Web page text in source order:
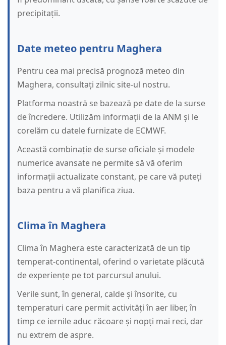
precipitații.
Date meteo pentru Maghera
Pentru cea mai precisă prognoză meteo din
Maghera, consultați zilnic site-ul nostru.
Platforma noastră se bazează pe date de la surse
de încredere. Utilizăm informații de la ANM și le
corelăm cu datele furnizate de ECMWF.
Această combinație de surse oficiale și modele
numerice avansate ne permite să vă oferim
informații actualizate constant, pe care vă puteți
baza pentru a vă planifica ziua.
Clima în Maghera
Clima în Maghera este caracterizată de un tip
temperat-continental, oferind o varietate plăcută
de experiențe pe tot parcursul anului.
Verile sunt, în general, calde și însorite, cu
temperaturi care permit activități în aer liber, în
timp ce iernile aduc răcoare și nopți mai reci, dar
nu extrem de aspre.